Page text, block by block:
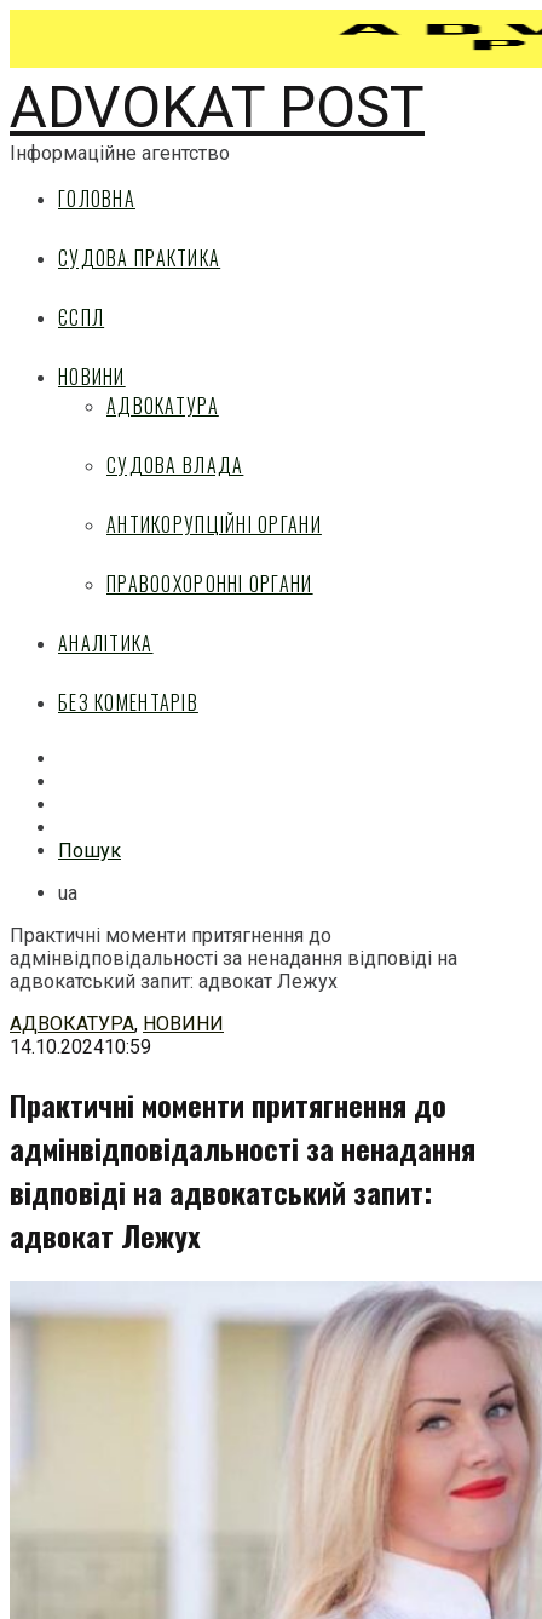
ADVOKAT POST
Інформаційне агентство
ГОЛОВНА
СУДОВА ПРАКТИКА
ЄСПЛ
НОВИНИ
АДВОКАТУРА
СУДОВА ВЛАДА
АНТИКОРУПЦІЙНІ ОРГАНИ
ПРАВООХОРОННІ ОРГАНИ
АНАЛІТИКА
БЕЗ КОМЕНТАРІВ
Пошук
ua
Практичні моменти притягнення до
адмінвідповідальності за ненадання відповіді на
адвокатський запит: адвокат Лежух
Перейти
до
АДВОКАТУРА, НОВИНИ
14.10.202410:59
Практичні моменти притягнення до
адмінвідповідальності за ненадання
відповіді на адвокатський запит:
адвокат Лежух